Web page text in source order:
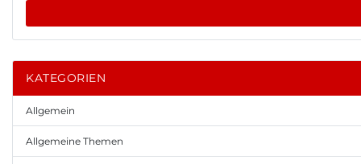
KATEGORIEN
Allgemein
Allgemeine Themen